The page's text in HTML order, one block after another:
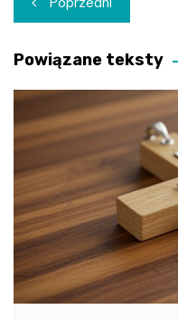
wpisu
Powiązane teksty